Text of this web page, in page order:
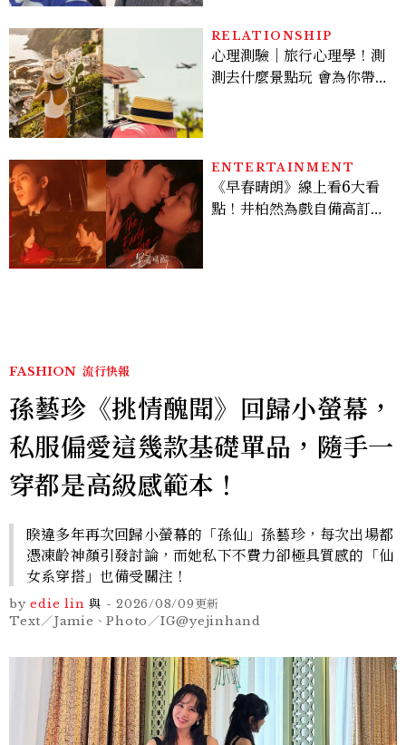
RELATIONSHIP
心理測驗｜旅行心理學！測
測去什麼景點玩 會為你帶來
ENTERTAINMENT
《早春晴朗》線上看6大看
點！井柏然為戲自備高訂，
FASHION 流行快報
孫藝珍《挑情醜聞》回歸小螢幕，
私服偏愛這幾款基礎單品，隨手一
穿都是高級感範本！
睽違多年再次回歸小螢幕的「孫仙」孫藝珍，每次出場都
憑凍齡神顏引發討論，而她私下不費力卻極具質感的「仙
女系穿搭」也備受關注！
by edie lin 與 - 2026/08/09更新
Text／Jamie、Photo／IG@yejinhand